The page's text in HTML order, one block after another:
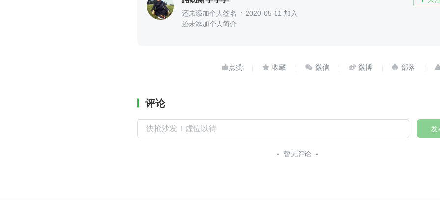
还未添加个人签名
2020-05-11 加入
还未添加个人简介
    
评论
发
暂无评论